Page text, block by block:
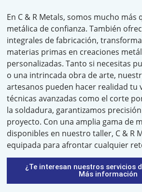
En C & R Metals, somos mucho
metálica de confianza. También
integrales de fabricación,
materias primas en creaciones
personalizadas. Tanto si necesitas
o una intrincada obra de arte,
artesanos pueden hacer realidad tu
técnicas avanzadas como el corte
la soldadura, garantizamos
proyecto. Con una amplia gama de
disponibles en nuestro taller, C & R
equipada para afrontar cualquier
¿Te interesan nuestros servicios
Más información